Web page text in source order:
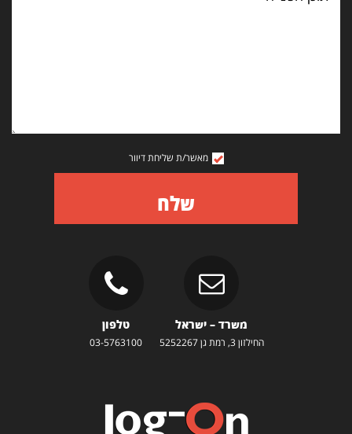
מאשר/ת שליחת דיוור
שלח
משרד – ישראל
החילזון 3, רמת גן 5252267
טלפון
03-5763100